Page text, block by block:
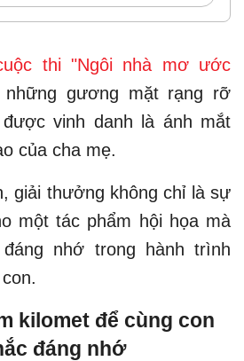
thi "Ngôi nhà mơ ước
gương mặt rạng rỡ
vinh danh là ánh mắt
của cha mẹ.
giải thưởng không chỉ là sự
một tác phẩm hội họa mà
nhớ trong hành trình
kilomet để cùng con
đáng nhớ